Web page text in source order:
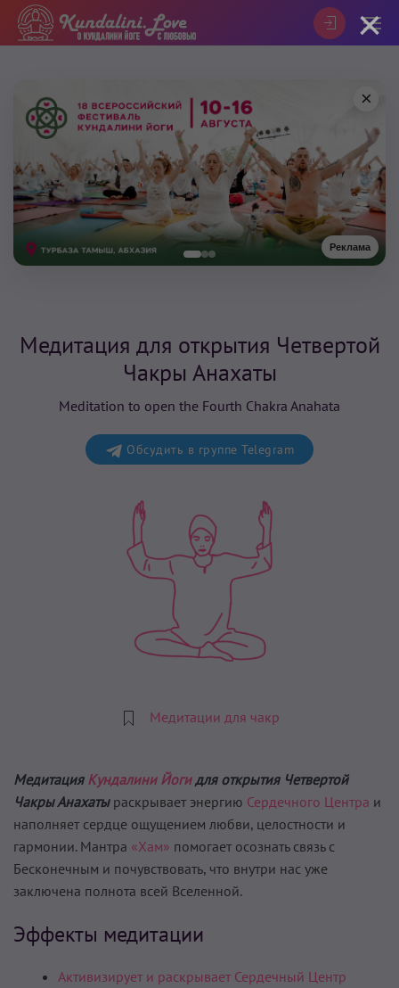
Реклама
×
Медитация для открытия Четвертой
Чакры Анахаты
Meditation to open the Fourth Chakra Anahata
Обсудить в группе Telegram
Медитации для чакр
Медитация Кундалини Йогидля открытия Четвертой
Чакры Анахатыраскрывает энергию Сердечного Центра и
наполняет сердце ощущением любви, целостности и
гармонии. Мантра «Хам» помогает осознать связь с
Бесконечным и почувствовать, что внутри нас уже
заключена полнота всей Вселенной.
Эффекты медитации
Активизирует и раскрывает Сердечный Центр
×